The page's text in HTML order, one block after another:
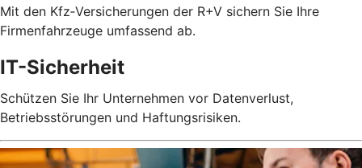
Mit den Kfz‑Versicherungen der R+V sichern Sie Ihre
Firmenfahrzeuge umfassend ab.
IT-Sicherheit
Schützen Sie Ihr Unternehmen vor Datenverlust,
Betriebsstörungen und Haftungsrisiken.